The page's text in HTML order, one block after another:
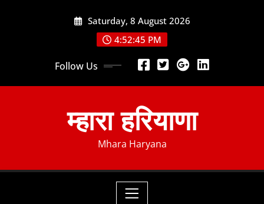
Saturday, 8 August 2026
4:52:46 PM
Follow Us
म्हारा हरियाणा
Mhara Haryana